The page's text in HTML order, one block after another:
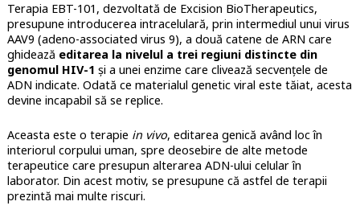
Terapia EBT-101, dezvoltată de Excision BioTherapeutics,
presupune introducerea intracelulară, prin intermediul unui virus
AAV9 (adeno-associated virus 9), a două catene de ARN care
ghidează editarea la nivelul a trei regiuni distincte din
genomul HIV-1 și a unei enzime care clivează secvențele de
ADN indicate. Odată ce materialul genetic viral este tăiat, acesta
devine incapabil să se replice.
Aceasta este o terapie in vivo, editarea genică având loc în
interiorul corpului uman, spre deosebire de alte metode
terapeutice care presupun alterarea ADN-ului celular în
laborator. Din acest motiv, se presupune că astfel de terapii
prezintă mai multe riscuri.